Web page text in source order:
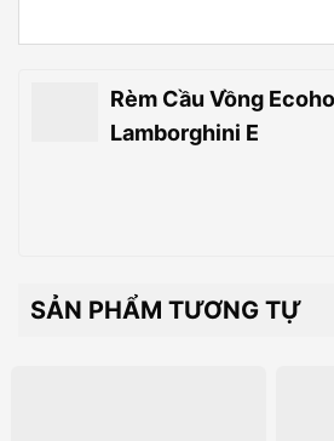
Rèm Cầu Vồng
Lamborghini E
SẢN PHẨM TƯƠNG TỰ